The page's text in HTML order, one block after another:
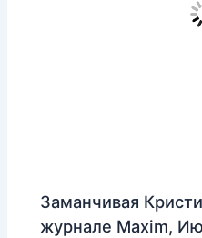
Заманчивая
журнале Maxim,